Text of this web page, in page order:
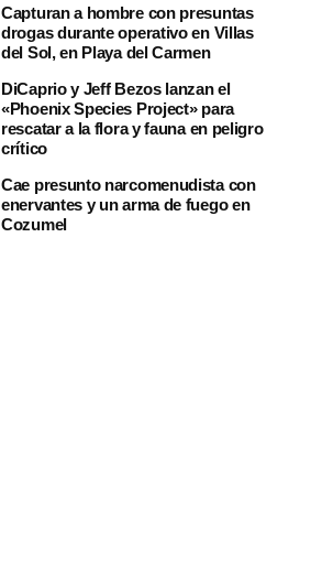
Capturan a hombre con presuntas
drogas durante operativo en Villas
del Sol, en Playa del Carmen
DiCaprio y Jeff Bezos lanzan el
«Phoenix Species Project» para
rescatar a la flora y fauna en peligro
crítico
Cae presunto narcomenudista con
enervantes y un arma de fuego en
Cozumel